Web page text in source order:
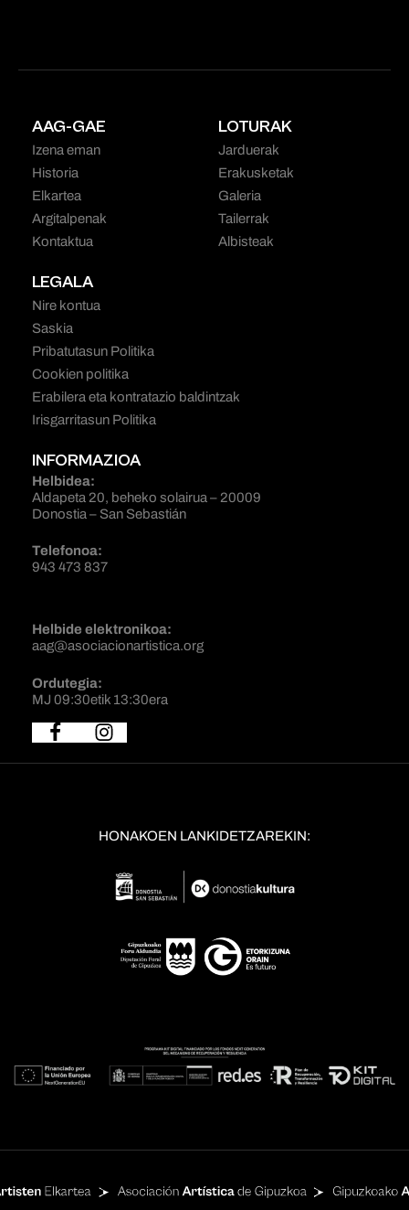
AAG-GAE
Izena eman
Historia
Elkartea
Argitalpenak
Kontaktua
LOTURAK
Jarduerak
Erakusketak
Galeria
Tailerrak
Albisteak
LEGALA
Nire kontua
Saskia
Pribatutasun Politika
Cookien politika
Erabilera eta kontratazio baldintzak
Irisgarritasun Politika
INFORMAZIOA
Helbidea:
Aldapeta 20, beheko solairua – 20009
Donostia – San Sebastián
Telefonoa:
943 473 837
Helbide elektronikoa:
aag@asociacionartistica.org
Ordutegia:
MJ 09:30etik 13:30era
HONAKOEN LANKIDETZAREKIN: